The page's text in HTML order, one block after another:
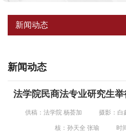
新闻动态
新闻动态
法学院民商法专业研究生
供稿：法学院 杨荟加 摄影：白
核：孙天全 张瑜 时